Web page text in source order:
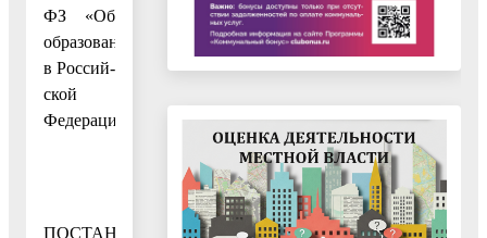
ФЗ «Об
образовании
в Россий-
ской
Федерации»,
ПОСТАНОВЛЯЮ: